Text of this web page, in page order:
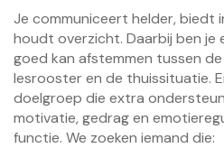
Je communiceert helder, biedt
houdt overzicht. Daarbij ben je
goed kan afstemmen tussen
lesrooster en de thuissituatie.
doelgroep die extra
motivatie, gedrag en
functie. We zoeken iemand die: